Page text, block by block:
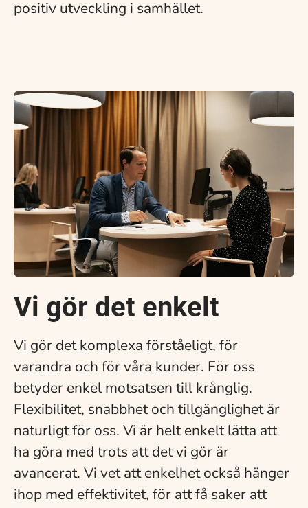
positiv utveckling i samhället.
Vi gör det enkelt
Vi gör det komplexa förståeligt, för
varandra och för våra kunder. För oss
betyder enkel motsatsen till krånglig.
Flexibilitet, snabbhet och tillgänglighet är
naturligt för oss. Vi är helt enkelt lätta att
ha göra med trots att det vi gör är
avancerat. Vi vet att enkelhet också hänger
ihop med effektivitet, för att få saker att